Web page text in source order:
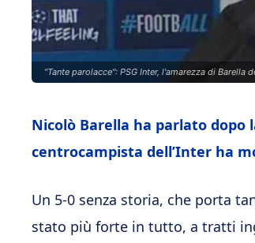
"Tante parolacce": PSG Inter, l'amarezza di
Nicolò Barella ha parlato dopo
centrocampista dell’Inter ha
Un 5-0 senza storia, che porta
stato più forte in tutto, a tratti